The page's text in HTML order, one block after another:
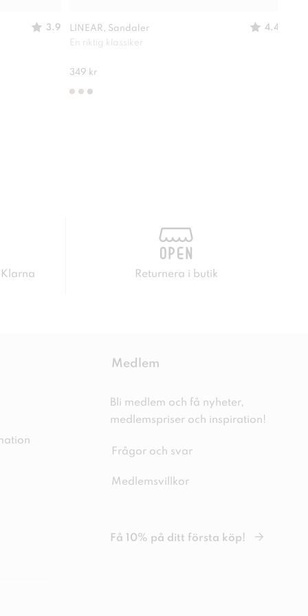
3.9 LINEAR, Sandaler
4.4
En riktig klassiker
349 kr
Returnera i butik
Medlem
Bli medlem och få nyheter,
medlemspriser och inspiration!
Frågor och svar
Medlemsvillkor
Få 10% på ditt första köp!